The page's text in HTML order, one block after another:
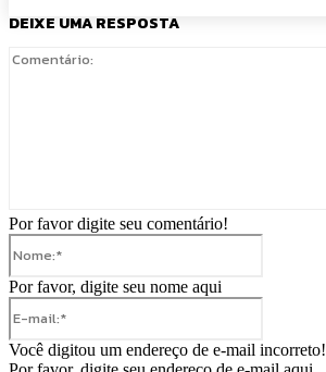
DEIXE UMA RESPOSTA
Por favor digite seu comentário!
Por favor, digite seu nome aqui
Você digitou um endereço de e-mail incorreto!